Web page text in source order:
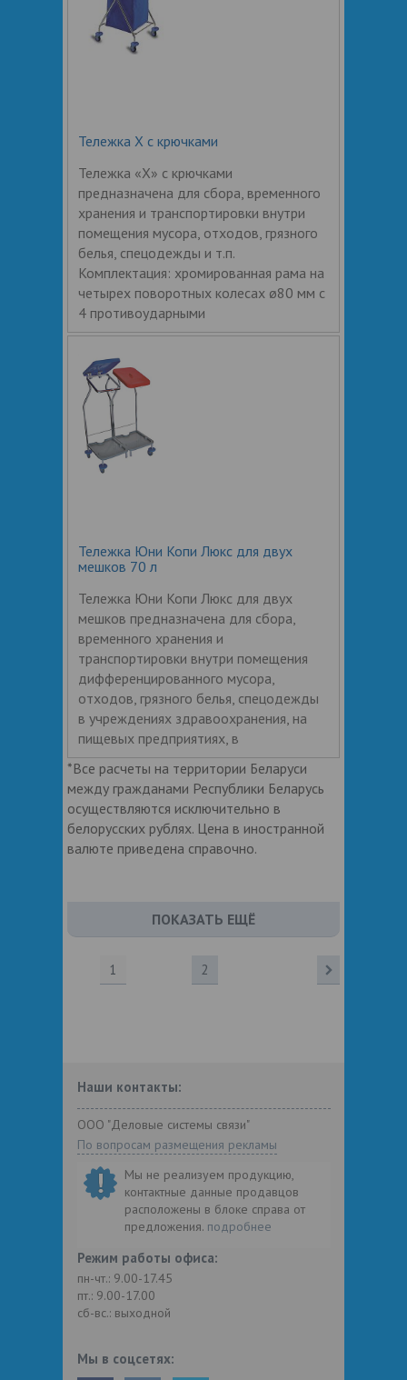
Тележка Х с крючками
Тележка «Х» с крючками
предназначена для сбора, временного
хранения и транспортировки внутри
помещения мусора, отходов, грязного
белья, спецодежды и т.п.
Комплектация: хромированная рама на
четырех поворотных колесах ø80 мм с
4 противоударными
Тележка Юни Копи Люкс для двух
мешков 70 л
Тележка Юни Копи Люкс для двух
мешков предназначена для сбора,
временного хранения и
транспортировки внутри помещения
дифференцированного мусора,
отходов, грязного белья, спецодежды
в учреждениях здравоохранения, на
пищевых предприятиях, в
*Все расчеты на территории Беларуси
между гражданами Республики Беларусь
осуществляются исключительно в
белорусских рублях. Цена в иностранной
валюте приведена справочно.
ПОКАЗАТЬ ЕЩЁ
1 2
Наши контакты:
ООО "Деловые системы связи"
По вопросам размещения рекламы
Мы не реализуем продукцию,
контактные данные продавцов
расположены в блоке справа от
предложения. подробнее
Режим работы офиса:
пн-чт.: 9.00-17.45
пт.: 9.00-17.00
сб-вс.: выходной
Мы в соцсетях: